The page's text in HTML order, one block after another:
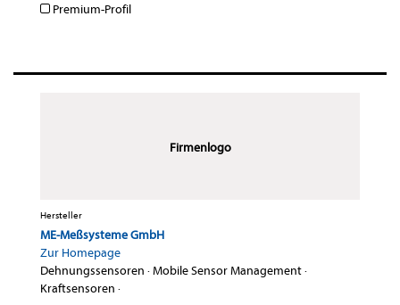
Premium-Profil
Firmenlogo
Hersteller
ME-Meßsysteme GmbH
Zur Homepage
Dehnungssensoren ·Mobile Sensor Management·
Kraftsensoren ·